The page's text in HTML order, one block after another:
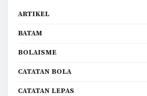
ARTIKEL
BATAM
BOLAISME
CATATAN BOLA
CATATAN LEPAS